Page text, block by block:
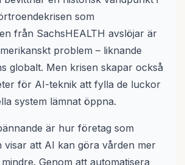
som
från SachsHEALTH avslöjar är
problem – liknande
globalt. Men krisen skapar också
för AI-teknik att fylla de luckor
system lämnat öppna.
är hur företag som
visar att AI kan göra vården mer
Genom att automatisera